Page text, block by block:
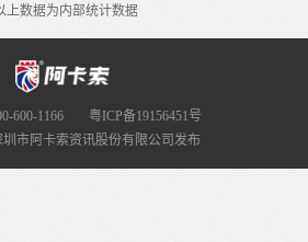
上数据为内部统计数据
600-1166
粤ICP备19156451号
市阿卡索资讯股份有限公司发布